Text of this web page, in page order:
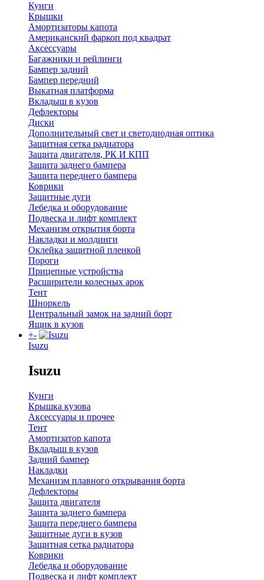
Кунги
Крышки
Амортизаторы капота
Американский фаркоп под квадрат
Аксессуары
Багажники и рейлинги
Бампер задний
Бампер передний
Выкатная платформа
Вкладыш в кузов
Дефлекторы
Диски
Дополнительный свет и светодиодная оптика
Защитная сетка радиатора
Защита двигателя, РК И КПП
Защита заднего бампера
Защита переднего бампера
Коврики
Защитные дуги
Лебедка и оборудование
Подвеска и лифт комплект
Механизм открытия борта
Накладки и молдинги
Оклейка защитной пленкой
Пороги
Прицепные устройства
Расширители колесных арок
Тент
Шноркель
Центральный замок на задний борт
Ящик в кузов
+-
Isuzu
Isuzu
Кунги
Крышка кузова
Аксессуары и прочее
Тент
Амортизатор капота
Вкладыш в кузов
Задний бампер
Накладки
Механизм плавного открывания борта
Дефлекторы
Защита двигателя
Защита заднего бампера
Защита переднего бампера
Защитные дуги в кузов
Защитная сетка радиатора
Коврики
Лебедка и оборудование
Подвеска и лифт комплект